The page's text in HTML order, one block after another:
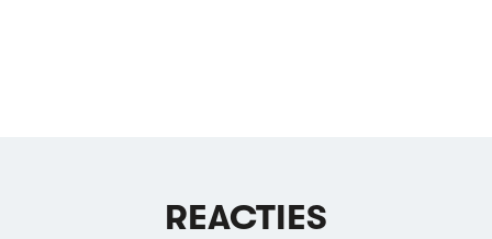
REACTIES